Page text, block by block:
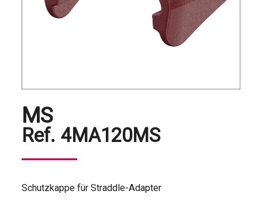
MS
Ref. 4MA120MS
Schutzkappe für Straddle-Adapter